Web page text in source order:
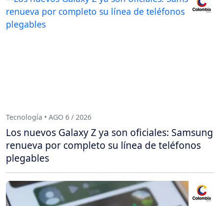
Tecnología • AGO 6 / 2026
Los nuevos Galaxy Z ya son oficiales: Samsung
renueva por completo su línea de teléfonos
plegables